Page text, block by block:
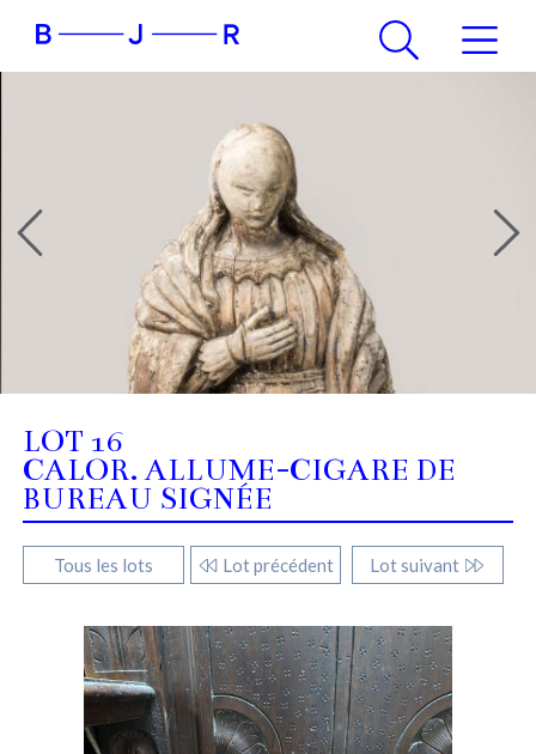
LOT 16
CALOR. ALLUME-CIGARE DE
BUREAU SIGNÉE
Tous les lots Lot précédent Lot suivant